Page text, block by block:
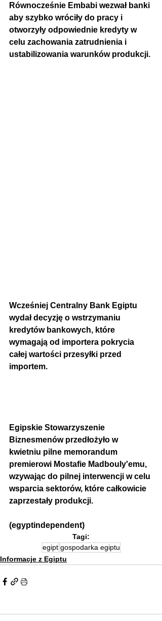
Równocześnie Embabi wezwał banki
aby szybko wróciły do pracy i
otworzyły odpowiednie kredyty w
celu zachowania zatrudnienia i
ustabilizowania warunków produkcji.
Wcześniej Centralny Bank Egiptu
wydał decyzję o wstrzymaniu
kredytów bankowych, które
wymagają od importera pokrycia
całej wartości przesyłki przed
importem.
Egipskie Stowarzyszenie
Biznesmenów przedłożyło w
kwietniu pilne memorandum
premierowi Mostafie Madbouly'emu,
wzywając do pilnej interwencji w celu
wsparcia sektorów, które całkowicie
zaprzestały produkcji.
(egyptindependent)
Tagi:
egipt gospodarka egiptu
Informacje z Egiptu